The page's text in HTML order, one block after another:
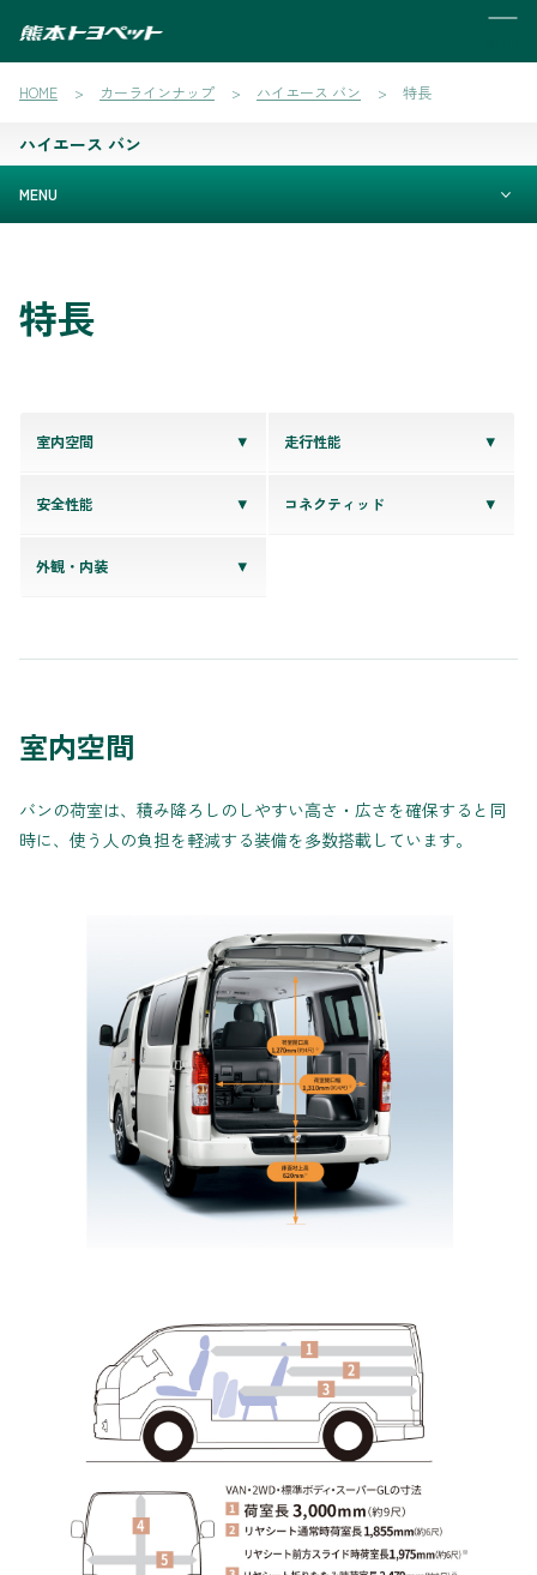
HOME カーラインナップ ハイエース バン 特長
ハイエース バン
MENU
特長
室内空間 走行性能
安全性能 コネクティッド
外観・内装
室内空間
バンの荷室は、積み降ろしのしやすい高さ・広さを確保すると同
時に、使う人の負担を軽減する装備を多数搭載しています。